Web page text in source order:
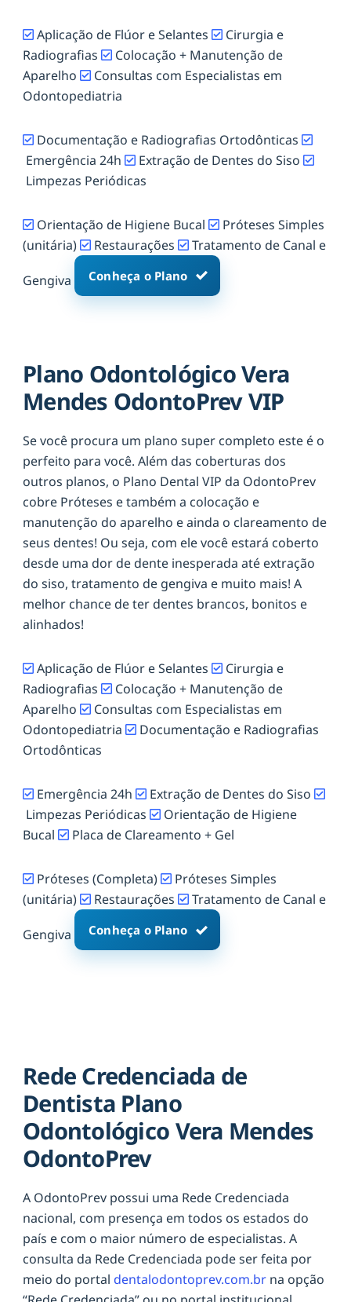
Aplicação de Flúor e Selantes
Cirurgia e
Radiografias
Colocação + Manutenção de
Aparelho
Consultas com Especialistas em
Odontopediatria
Documentação e Radiografias Ortodônticas
Emergência 24h
Extração de Dentes do Siso
Limpezas Periódicas
Orientação de Higiene Bucal
Próteses Simples
(unitária)
Restaurações Tratamento de Canal e
Gengiva Conheça o Plano
Plano Odontológico Vera
Mendes OdontoPrev VIP
Se você procura um plano super completo este é o
perfeito para você. Além das coberturas dos
outros planos, o Plano Dental VIP da OdontoPrev
cobre Próteses e também a colocação e
manutenção do aparelho e ainda o clareamento de
seus dentes! Ou seja, com ele você estará coberto
desde uma dor de dente inesperada até extração
do siso, tratamento de gengiva e muito mais! A
melhor chance de ter dentes brancos, bonitos e
alinhados!
Aplicação de Flúor e Selantes
Cirurgia e
Radiografias
Colocação + Manutenção de
Aparelho
Consultas com Especialistas em
Odontopediatria
Documentação e Radiografias
Ortodônticas
Emergência 24h
Extração de Dentes do Siso
Limpezas Periódicas
Orientação de Higiene
Bucal
Placa de Clareamento + Gel
Próteses (Completa)
Próteses Simples
(unitária)
Restaurações Tratamento de Canal e
Gengiva Conheça o Plano
Rede Credenciada de
Dentista Plano
Odontológico Vera Mendes
OdontoPrev
A OdontoPrev possui uma Rede Credenciada
nacional, com presença em todos os estados do
país e com o maior número de especialistas. A
consulta da Rede Credenciada pode ser feita por
meio do portal dentalodontoprev.com.br na opção